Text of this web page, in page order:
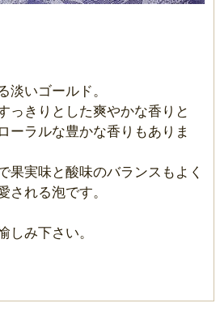
淡いゴールド。
っきりとした爽やかな香りと
ーラルな豊かな香りもありま
果実味と酸味のバランスもよく
される泡です。
しみ下さい。